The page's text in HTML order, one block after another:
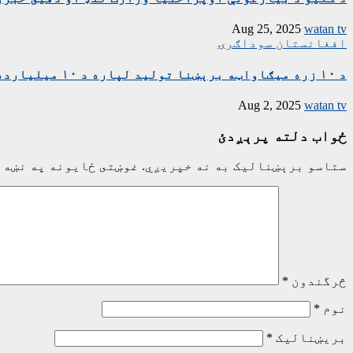
Aug 25, 2025 watan tv
افغانستان سوداګرۍ
د ۱۰ زره میګاواټه برېښنا تولید لپاره د ۱۰ میلیارده ډالرو تړون لاسلیک شو
Aug 2, 2025 watan tv
ځواب دلته پرېږدئ
ستاسو برېښناليک به نه خپريږي. غوښتى ځایونه په نښه
څرگندون *
نوم *
بریښنالیک *